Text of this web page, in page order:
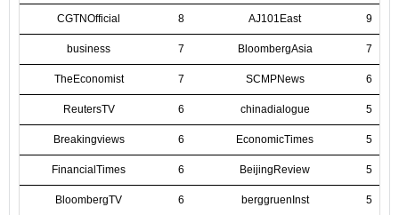
CGTNOfficial 8 AJ101East 9
business 7 BloombergAsia 7
TheEconomist 7 SCMPNews 6
ReutersTV 6 chinadialogue 5
Breakingviews 6 EconomicTimes 5
FinancialTimes 6 BeijingReview 5
BloombergTV 6 berggruenInst 5